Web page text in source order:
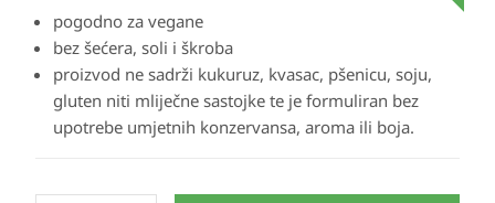
pogodno za vegane
bez šećera, soli i škroba
proizvod ne sadrži kukuruz, kvasac, pšenicu, soju,
gluten niti mliječne sastojke te je formuliran bez
upotrebe umjetnih konzervansa, aroma ili boja.